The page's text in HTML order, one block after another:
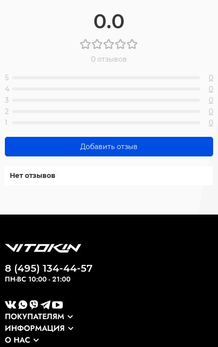
0.0
0 отзывов
5
0
4
0
3
0
2
0
1
0
Добавить отзыв
Нет отзывов
ПОКУПАТЕЛЯМ
Каталог
ИНФОРМАЦИЯ
Оптовикам
О НАС
8 (495) 134-44-57
ПН-ВС 10:00 - 21:00